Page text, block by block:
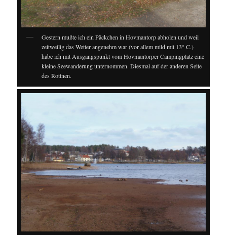
Gestern mußte ich ein Päckchen in Hovmantorp abholen und weil
zeitweilig das Wetter angenehm war (vor allem mild mit 13° C.)
habe ich mit Ausgangspunkt vom Hovmantorper Campingplatz eine
kleine Seewanderung unternommen. Diesmal auf der anderen Seite
des Rottnen.